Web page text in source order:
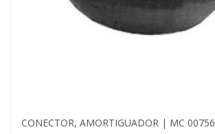
CONECTOR, AMORTIGUADOR | MC 00756